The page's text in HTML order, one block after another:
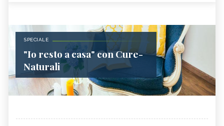
SPECIALE
"Io resto a casa" con Cure-
Naturali